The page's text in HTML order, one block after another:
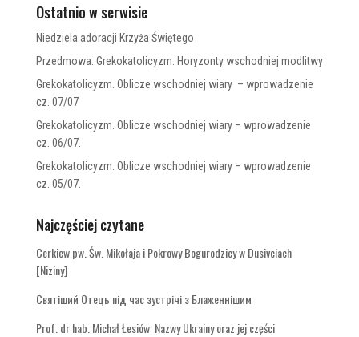
Ostatnio w serwisie
Niedziela adoracji Krzyża Świętego
Przedmowa: Grekokatolicyzm. Horyzonty wschodniej modlitwy
Grekokatolicyzm. Oblicze wschodniej wiary – wprowadzenie
cz. 07/07
Grekokatolicyzm. Oblicze wschodniej wiary – wprowadzenie
cz. 06/07.
Grekokatolicyzm. Oblicze wschodniej wiary – wprowadzenie
cz. 05/07.
Najczęściej czytane
Cerkiew pw. Św. Mikołaja i Pokrowy Bogurodzicy w Dusivciach
[Niziny]
Святіший Отець під час зустрічі з Блаженнішим
Prof. dr hab. Michał Łesiów: Nazwy Ukrainy oraz jej części